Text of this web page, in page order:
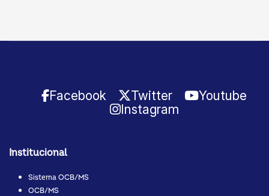
Facebook Twitter
Youtube
Instagram
Institucional
Sistema OCB/MS
OCB/MS